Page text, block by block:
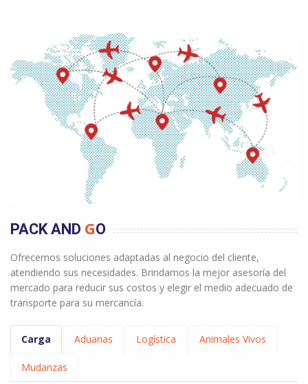
PACK AND GO
Ofrecemos soluciones adaptadas al negocio del cliente,
atendiendo sus necesidades. Brindamos la mejor asesoría del
mercado para reducir sus costos y elegir el medio adecuado de
transporte para su mercancía.
Carga Aduanas Logística Animales Vivos
Mudanzas